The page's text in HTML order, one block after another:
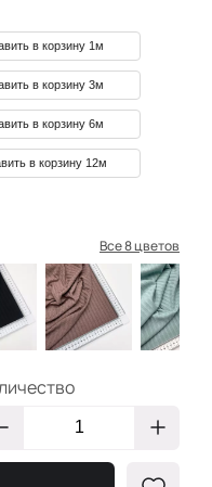
в корзину 1м
в корзину 3м
в корзину 6м
в корзину 12м
Все 8 цветов